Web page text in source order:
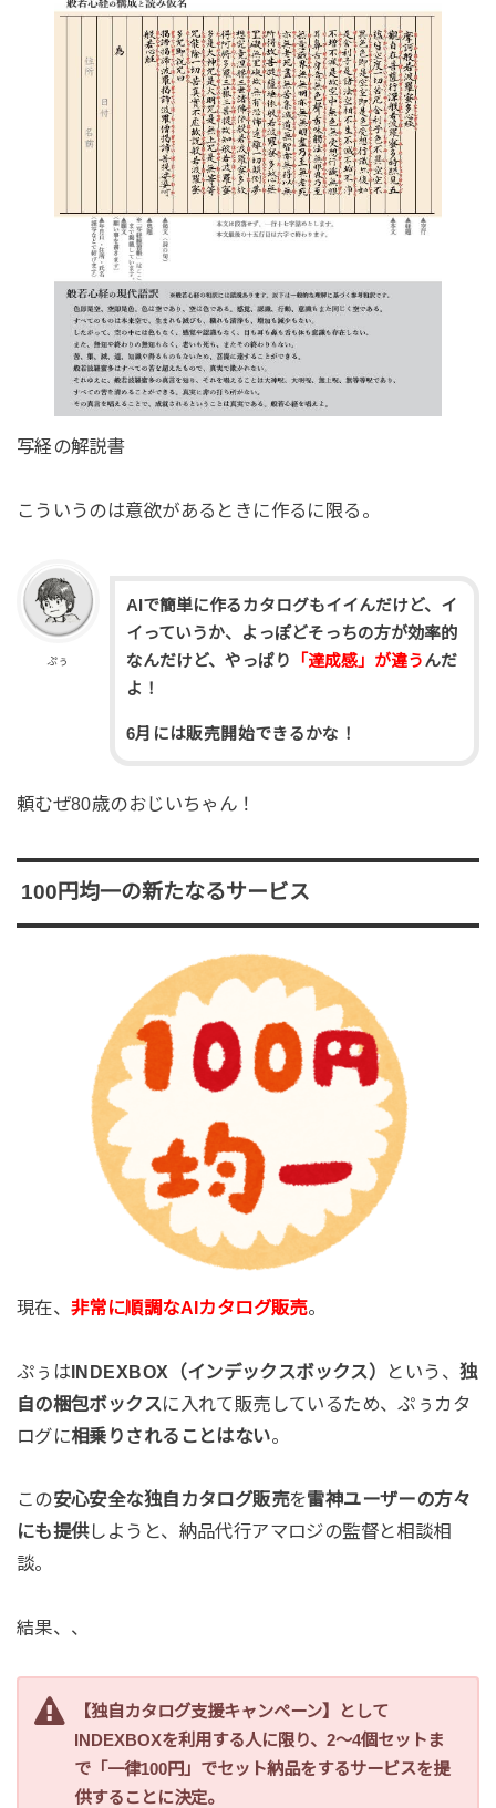
写経の解説書
こういうのは意欲があるときに作るに限る。
ぷぅ
AIで簡単に作るカタログもイイんだけど、イ
イっていうか、よっぽどそっちの方が効率的
なんだけど、やっぱり
「達成感」が違うんだ
よ！
6月には販売開始できるかな！
頼むぜ80歳のおじいちゃん！
100円均一の新たなるサービス
現在、非常に順調なAIカタログ販売。
ぷぅはINDEXBOX（インデックスボックス） という、 独
自の梱包ボックスに入れて販売しているため、ぷぅカタ
ログに相乗りされることはない。
この安心安全な独自カタログ販売を雷神ユーザーの方々
にも提供しようと、納品代行アマロジの監督と相談相
談。
結果、、
【独自カタログ支援キャンペーン】として
INDEXBOXを利用する人に限り、2～4個セットま
で「一律100円」でセット納品をするサービスを提
供することに決定。